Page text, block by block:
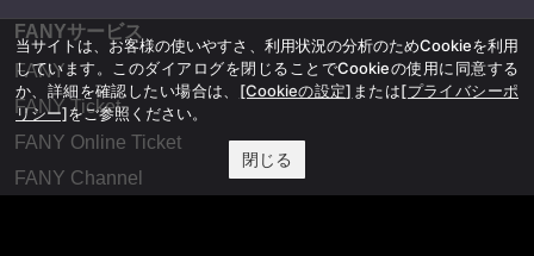
FANYサービス
FANY
FANY Ticket
FANY Online Ticket
FANY Channel
当サイトは、お客様の使いやすさ、利用状況の分析のためCookieを利用
しています。このダイアログを閉じることでCookieの使用に同意する
か、詳細を確認したい場合は、 [Cookieの設定] または[プライバシーポ
リシー]をご参照ください。
閉じる